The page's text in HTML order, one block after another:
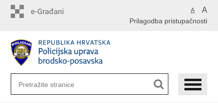
A A
Prilagodba pristupačnosti